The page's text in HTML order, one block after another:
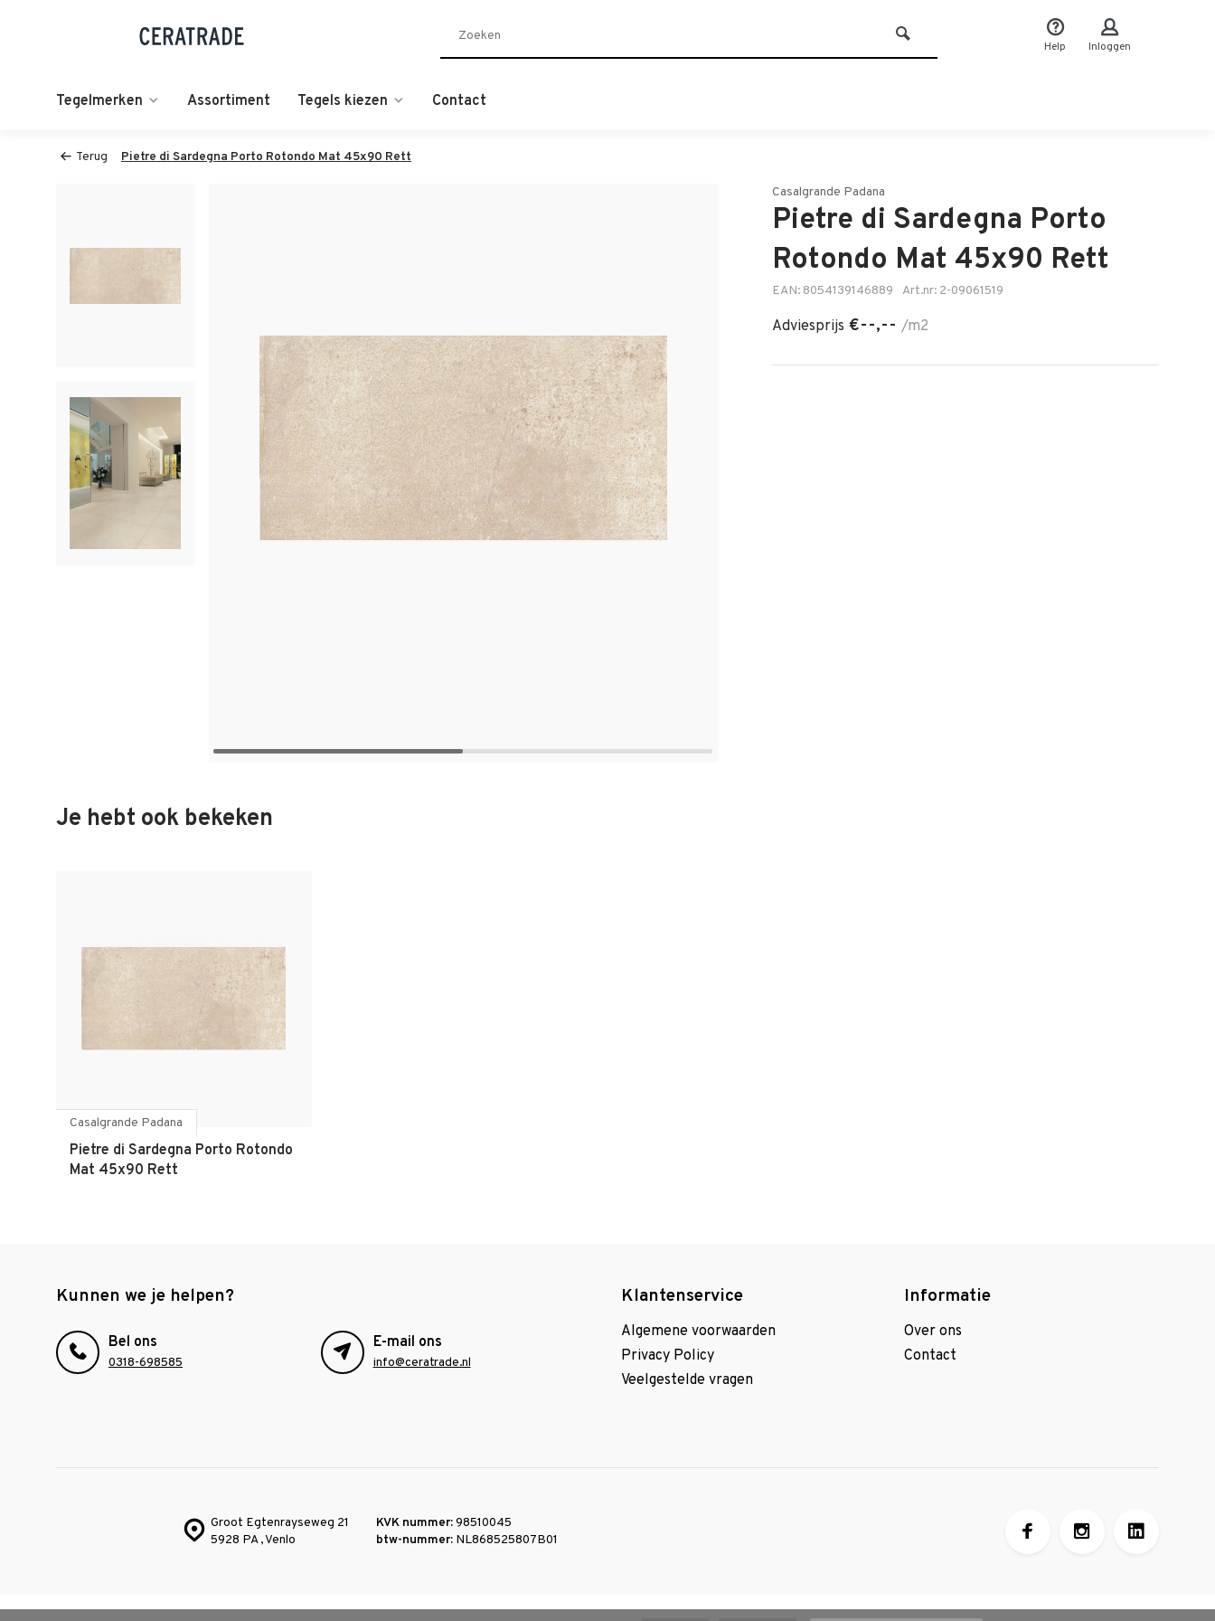
Help Inloggen
Tegelmerken Assortiment Tegels kiezen Contact
Terug Pietre di Sardegna Porto Rotondo Mat 45x90 Rett
Casalgrande Padana
Pietre di Sardegna Porto
Rotondo Mat 45x90 Rett
EAN: 8054139146889 Art.nr: 2-09061519
Adviesprijs €--,-- /m2
Je hebt ook bekeken
Casalgrande Padana
Pietre di Sardegna Porto Rotondo
Mat 45x90 Rett
Kunnen we je helpen?
Bel ons
0318-698585
E-mail ons
info@ceratrade.nl
Klantenservice
Algemene voorwaarden
Privacy Policy
Veelgestelde vragen
Informatie
Over ons
Contact
Groot Egtenrayseweg 21
5928 PA , Venlo
KVK nummer:98510045
btw-nummer: NL868525807B01